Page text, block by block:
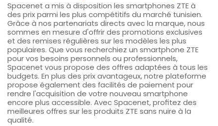
Spacenet a mis à disposition les smartphones ZTE à
des prix parmi les plus compétitifs du marché tunisien.
Grâce à nos partenariats directs avec la marque, nous
sommes en mesure d'offrir des promotions exclusives
et des remises régulières sur les modèles les plus
populaires. Que vous recherchiez un smartphone ZTE
pour vos besoins personnels ou professionnels,
Spacenet vous propose des offres adaptées à tous les
budgets. En plus des prix avantageux, notre plateforme
propose également des facilités de paiement pour
rendre l'acquisition de votre nouveau smartphone
encore plus accessible. Avec Spacenet, profitez des
meilleures offres sur les produits ZTE sans nuire à la
qualité.